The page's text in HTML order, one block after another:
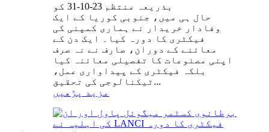
بذریعہ منتظم 23-10-31 کو
حال ہی میں، جنوبی کوریا کے ایک
وفادار خریدار نے ہماری کمپنی کی
فیکٹری کا دورہ کیا۔ ایک دن کے
معائنے کے دوران، صارف نے نہ صرف
اپنی مصنوعات کا تفصیلی معائنہ کیا
بلکہ فیکٹری کے پیداواری عمل،
ٹیکنالوجی کی تحقیق...
مزید پڑھیں